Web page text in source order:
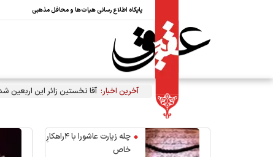
پایگاه اطلاع رسانی هیات‌ها و محافل مذهبی
آخرین اخبار: آقا نخستین زائر این اربعین
چله زیارت عاشورا با ۴راهکارِ
خاص